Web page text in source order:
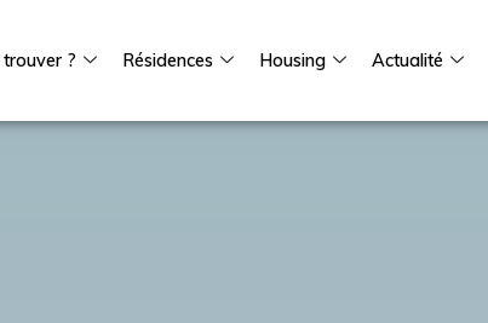
trouver ? Résidences Housing Actualité